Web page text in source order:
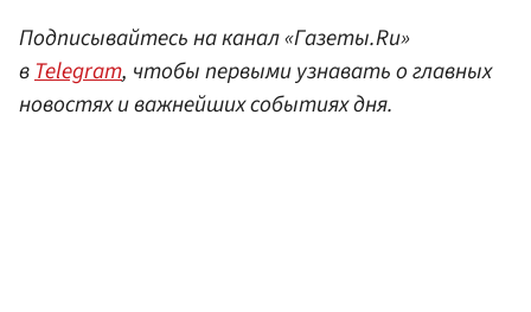
Подписывайтесь на канал «Газеты.Ru»
вTelegram, чтобы первыми узнавать о главных
новостях и важнейших событиях дня.